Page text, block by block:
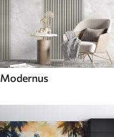
Modernus